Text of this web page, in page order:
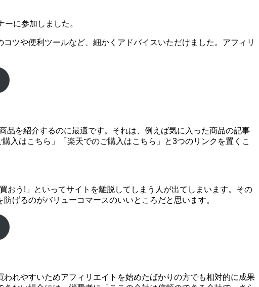
に参加しました。
ツや便利ツールなど、細かくアドバイスいただけました。アフィリ
を紹介するのに最適です。それは、例えば気に入った商品の記事
入はこちら」「楽天でのご購入はこちら」と3つのリンクを置くこ
おう!」といってサイトを離脱してしまう人が出てしまいます。その
げるのがバリューコマースのいいところだと思います。
れやすいためアフィリエイトを始めたばかりの方でも相対的に成果